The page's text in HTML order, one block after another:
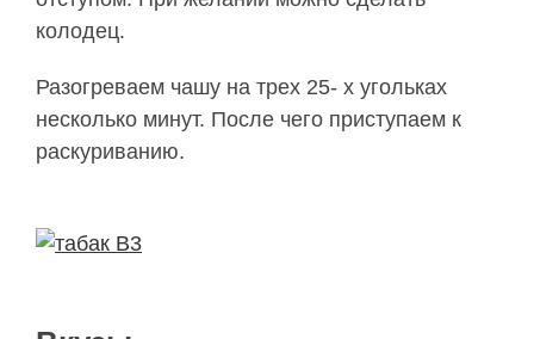
колодец.
Разогреваем чашу на трех 25- х угольках
несколько минут. После чего приступаем к
раскуриванию.